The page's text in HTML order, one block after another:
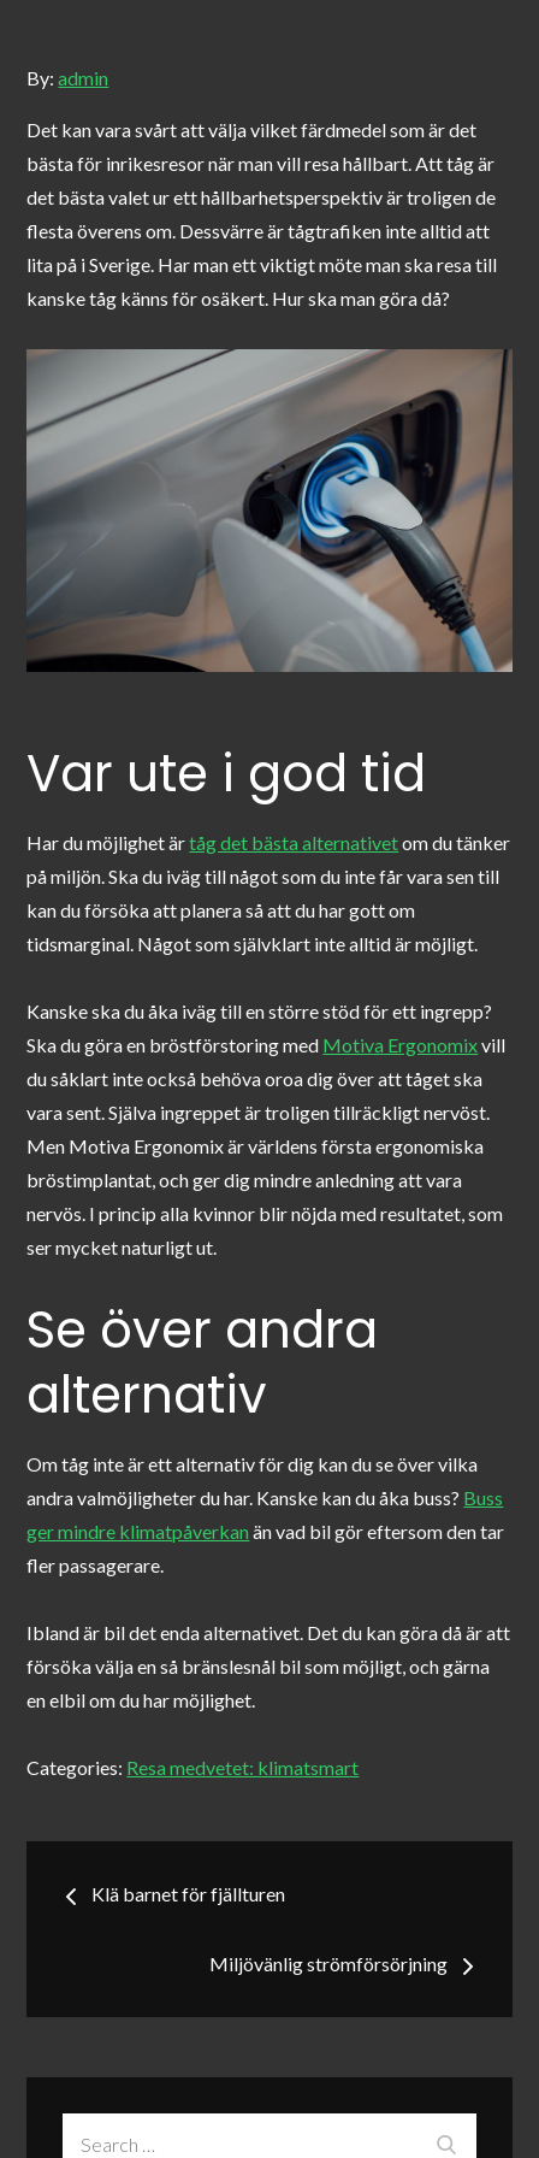
By:admin
Det kan vara svårt att välja vilket färdmedel som är det
bästa för inrikesresor när man vill resa hållbart. Att tåg är
det bästa valet ur ett hållbarhetsperspektiv är troligen de
flesta överens om. Dessvärre är tågtrafiken inte alltid att
lita på i Sverige. Har man ett viktigt möte man ska resa till
kanske tåg känns för osäkert. Hur ska man göra då?
Var ute i god tid
Har du möjlighet ärtåg det bästa alternativetom du tänker
på miljön. Ska du iväg till något som du inte får vara sen till
kan du försöka att planera så att du har gott om
tidsmarginal. Något som självklart inte alltid är möjligt.
Kanske ska du åka iväg till en större stöd för ett ingrepp?
Ska du göra en bröstförstoring med Motiva Ergonomixvill
du såklart inte också behöva oroa dig över att tåget ska
vara sent. Själva ingreppet är troligen tillräckligt nervöst.
Men Motiva Ergonomix är världens första ergonomiska
bröstimplantat, och ger dig mindre anledning att vara
nervös. I princip alla kvinnor blir nöjda med resultatet, som
ser mycket naturligt ut.
Se över andra
alternativ
Om tåg inte är ett alternativ för dig kan du se över vilka
andra valmöjligheter du har. Kanske kan du åka buss? Buss
ger mindre klimatpåverkan än vad bil gör eftersom den tar
fler passagerare.
Ibland är bil det enda alternativet. Det du kan göra då är att
försöka välja en så bränslesnål bil som möjligt, och gärna
en elbil om du har möjlighet.
Categories: Resa medvetet: klimatsmart
Inläggsnavigering
Klä barnet för fjällturen
Miljövänlig strömförsörjning